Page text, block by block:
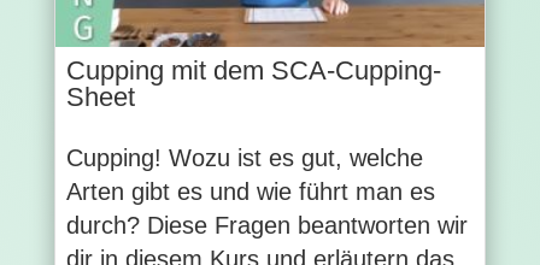
Cupping mit dem SCA-Cupping-
Sheet
Cupping! Wozu ist es gut, welche
Arten gibt es und wie führt man es
durch? Diese Fragen beantworten wir
dir in diesem Kurs und erläutern das